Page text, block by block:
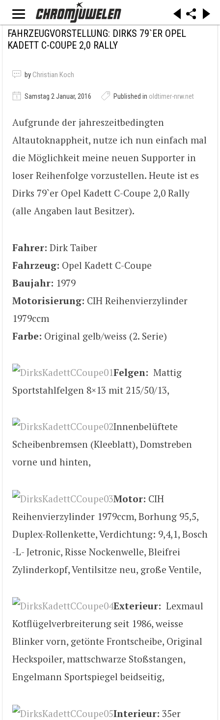
FAHRZEUGVORSTELLUNG: DIRKS 79`ER OPEL
KADETT C-COUPE 2,0 RALLY
by Christian Koch
Samstag 2 Januar, 2016 Published in oldtimer-nrw.net
Aufgrunde der jahreszeitbedingten
Altautoknappheit, nutze ich nun einfach mal
die Möglichkeit meine neuen Supporter in
loser Reihenfolge vorzustellen. Heute ist es
Dirks 79`er Opel Kadett C-Coupe 2,0 Rally
(alle Angaben laut Besitzer).
Fahrer: Dirk Taiber
Fahrzeug: Opel Kadett C-Coupe
Baujahr: 1979
Motorisierung: CIH Reihenvierzylinder
1979ccm
Farbe: Original gelb/weiss (2. Serie)
Felgen: Mattig
Sportstahlfelgen 8×13 mit 215/50/13,
Innenbelüftete
Scheibenbremsen (Kleeblatt), Domstreben
vorne und hinten,
Motor: CIH
Reihenvierzylinder 1979ccm, Borhung 95,5,
Duplex-Rollenkette, Verdichtung: 9,4,1, Bosch
-L- Jetronic, Risse Nockenwelle, Bleifrei
Zylinderkopf, Ventilsitze neu, große Ventile,
Exterieur: Lexmaul
Kotflügelverbreiterung seit 1986, weisse
Blinker vorn, getönte Frontscheibe, Original
Heckspoiler, mattschwarze Stoßstangen,
Engelmann Sportspiegel beidseitig,
Interieur: 35er